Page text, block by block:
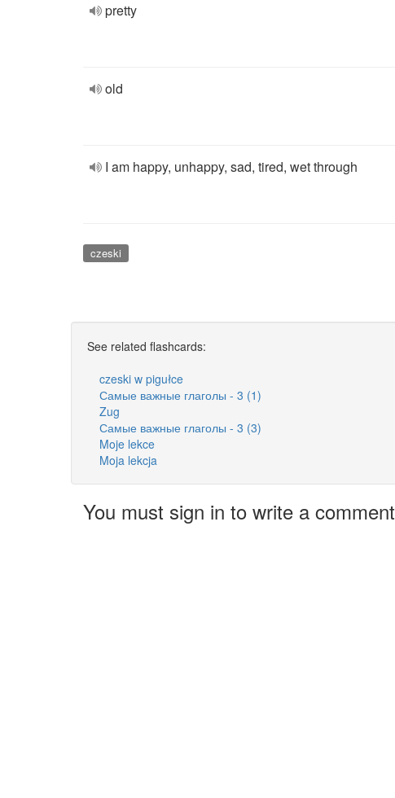
pretty
old
I am happy, unhappy, sad, tired, wet through
czeski
See related flashcards:
czeski w pigułce
Самые важные глаголы - 3 (1)
Zug
Самые важные глаголы - 3 (3)
Moje lekce
Moja lekcja
You must sign in to write a comment